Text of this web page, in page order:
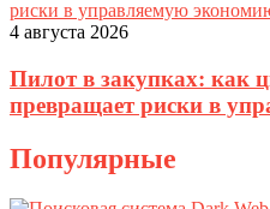
4 августа 2026
Пилот в закупках: как
превращает риски в
Популярные